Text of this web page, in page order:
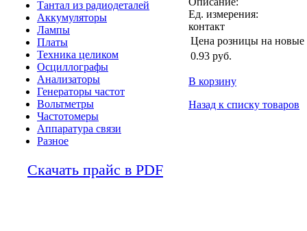
Тантал из радиодеталей
Аккумуляторы
Лампы
Платы
Техника целиком
Осциллографы
Анализаторы
Генераторы частот
Вольтметры
Частотомеры
Аппаратура связи
Разное
Скачать прайс в PDF
Ед. измерения:
контакт
Цена розницы на новые
0.93 руб.
В корзину
Назад к списку товаров